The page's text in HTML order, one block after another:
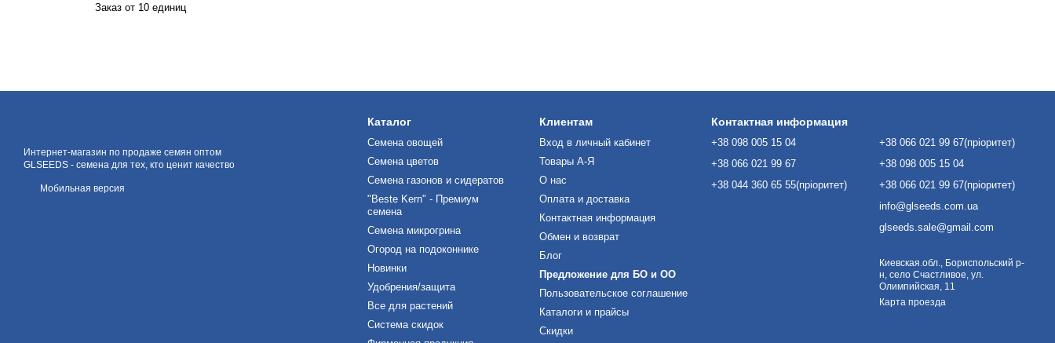
Заказ от 10 единиц
Интернет-магазин по продаже семян оптом
GLSEEDS - семена для тех, кто ценит качество
Мобильная версия
Каталог
Семена овощей
Семена цветов
Семена газонов и сидератов
"Beste Kern" - Премиум
семена
Семена микрогрина
Огород на подоконнике
Новинки
Удобрения/защита
Все для растений
Система скидок
Клиентам
Вход в личный кабинет
Товары А-Я
О нас
Оплата и доставка
Контактная информация
Обмен и возврат
Блог
Предложение для БО и ОО
Пользовательское соглашение
Каталоги и прайсы
Скидки
Контактная информация
+38 098 005 15 04
+38 066 021 99 67
+38 044 360 65 55(пріоритет)
+38 066 021 99 67(пріоритет)
+38 098 005 15 04
+38 066 021 99 67(пріоритет)
info@glseeds.com.ua
glseeds.sale@gmail.com
Киевская.обл., Бориспольский р-
н, село Счастливое, ул.
Олимпийская, 11
Карта проезда